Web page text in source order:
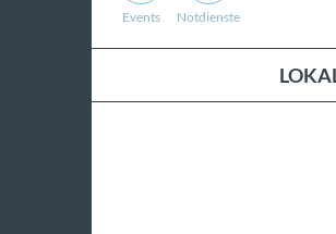
Events Notdienste